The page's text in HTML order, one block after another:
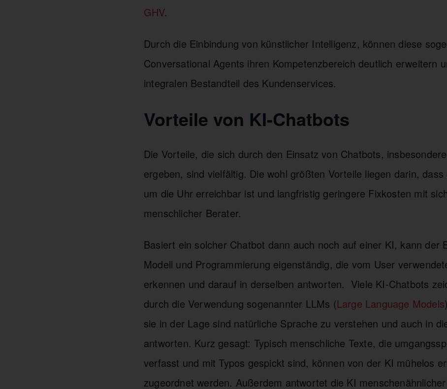
GHV.
Durch die Einbindung von künstlicher Intelligenz, können diese
Conversational Agents ihren Kompetenzbereich deutlich erweitern
integralen Bestandteil des Kundenservices.
Vorteile von KI-Chatbots
Die Vorteile, die sich durch den Einsatz von Chatbots,
ergeben, sind vielfältig. Die wohl größten Vorteile liegen darin,
um die Uhr erreichbar ist und langfristig geringere Fixkosten mit
menschlicher Berater.
Basiert ein solcher Chatbot dann auch noch auf einer KI, kann der
Modell und Programmierung eigenständig, die vom User
erkennen und darauf in derselben antworten. Viele KI-Chatbots
durch die Verwendung sogenannter LLMs (Large Language Models
sie in der Lage sind natürliche Sprache zu verstehen und auch in
antworten. Kurz gesagt: Typisch menschliche Texte, die
verfasst und mit Typos gespickt sind, können von der KI mühelos
zugeordnet werden. Außerdem antwortet die KI